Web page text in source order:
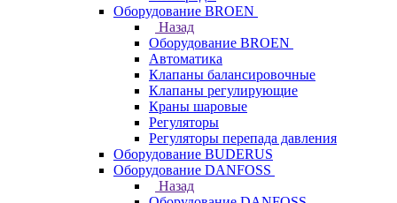
Оборудование BROEN
Назад
Оборудование BROEN
Автоматика
Клапаны балансировочные
Клапаны регулирующие
Краны шаровые
Регуляторы
Регуляторы перепада давления
Оборудование BUDERUS
Оборудование DANFOSS
Назад